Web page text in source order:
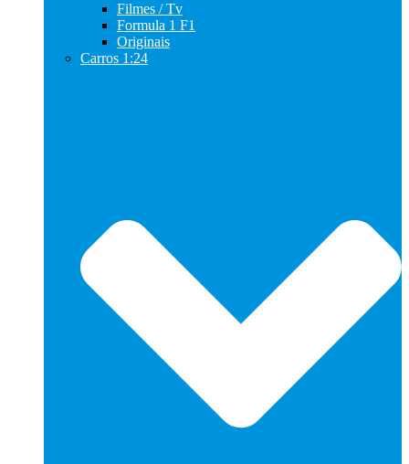
Filmes / Tv
Formula 1 F1
Originais
Carros 1:24